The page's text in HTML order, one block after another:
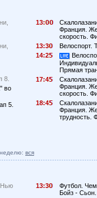
8.
во
5.
13:
Франция.
скорость.
13:3
Велоспорт.
14:2
Прямая
17:4
Франция.
скорость.
18:4
Франция.
трудность.
вся
Нью
13:3
Футбол.
Бойз - Сьон.